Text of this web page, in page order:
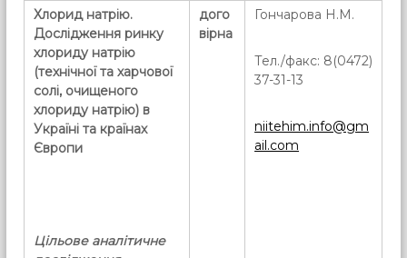
Хлорид натрію.
Дослідження ринку
хлориду натрію
(технічної та харчової
солі, очищеного
хлориду натрію) в
Україні та країнах
Європи
Цільове аналітичне
дого
вірна
Гончарова Н.М.
Тел./факс: 8(0472)
37-31-13
niitehim.info@gm
ail.com